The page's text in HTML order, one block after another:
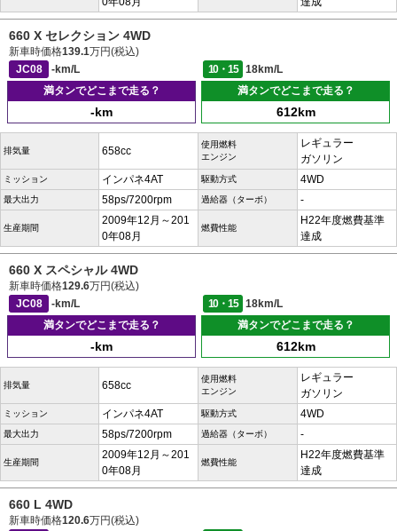
660 X セレクション 4WD
新車時価格139.1万円(税込)
JC08
-km/L 10・15
18km/L
満タンでどこまで走る？
-km
満タンでどこまで走る？
612km
排気量 658cc
使用燃料
エンジン
レギュラー
ガソリン
ミッション インパネ4AT 駆動方式 4WD
最大出力 58ps/7200rpm 過給器（ターボ） -
生産期間
2009年12月～201
0年08月
燃費性能
H22年度燃費基準
達成
660 X スペシャル 4WD
新車時価格129.6万円(税込)
JC08
-km/L 10・15
18km/L
満タンでどこまで走る？
-km
満タンでどこまで走る？
612km
排気量 658cc
使用燃料
エンジン
レギュラー
ガソリン
ミッション インパネ4AT 駆動方式 4WD
最大出力 58ps/7200rpm 過給器（ターボ） -
生産期間
2009年12月～201
0年08月
燃費性能
H22年度燃費基準
達成
660 L 4WD
新車時価格120.6万円(税込)